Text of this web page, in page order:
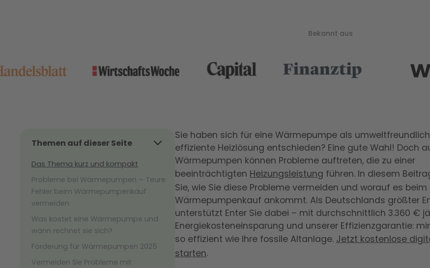
Bekannt aus
Themen auf dieser Seite
Das Thema kurz und kompakt
Probleme bei Wärmepumpen – Teure
Fehler beim Wärmepumpenkauf
vermeiden
Was kostet eine Wärmepumpe und
wann rechnet sie sich?
Förderung für Wärmepumpen 2025
Vermeiden Sie Probleme mit
Sie haben sich für eine Wärmepumpe als
effiziente Heizlösung entschieden? Eine gute Wahl! Doch
Wärmepumpen können Probleme auftreten, die zu einer
beeinträchtigten Heizungsleistung führen. In diesem
Sie, wie Sie diese Probleme vermeiden und worauf es beim
Wärmepumpenkauf ankommt. Als Deutschlands größter
unterstützt Enter Sie dabei – mit durchschnittlich 3.360 €
Energiekosteneinsparung und unserer Effizienzgarantie:
so effizient wie Ihre fossile Altanlage. Jetzt kostenlose
starten.